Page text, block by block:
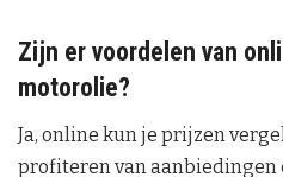
Zijn er voordelen van
motorolie?
Ja, online kun je prijzen
profiteren van aanbiedingen